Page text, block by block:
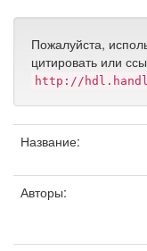
Пожалуйста,
цитировать или
http://
Название:
Авторы: